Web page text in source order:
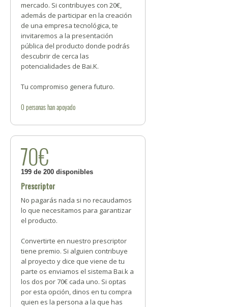
mercado. Si contribuyes con 20€,
además de participar en la creación
de una empresa tecnológica, te
invitaremos a la presentación
pública del producto donde podrás
descubrir de cerca las
potencialidades de Bai.K.
Tu compromiso genera futuro.
0 personashan apoyado
70€
199 de 200 disponibles
Prescriptor
No pagarás nada si no recaudamos
lo que necesitamos para garantizar
el producto.
Convertirte en nuestro prescriptor
tiene premio. Si alguien contribuye
al proyecto y dice que viene de tu
parte os enviamos el sistema Bai.k a
los dos por 70€ cada uno. Si optas
por esta opción, dinos en tu compra
quien es la persona a la que has